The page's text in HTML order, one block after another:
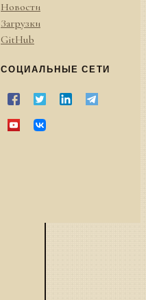
Новости
Загрузки
GitHub
СОЦИАЛЬНЫЕ СЕТИ